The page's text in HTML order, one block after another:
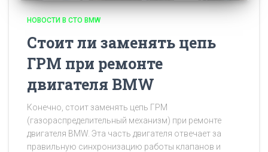
НОВОСТИ В СТО BMW
Стоит ли заменять цепь
ГРМ при ремонте
двигателя BMW
Конечно, стоит заменять цепь ГРМ
(газораспределительный механизм) при ремонте
двигателя BMW. Эта часть двигателя отвечает за
правильную синхронизацию работы клапанов и